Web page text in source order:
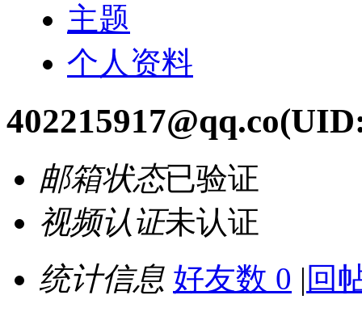
主题
个人资料
402215917@qq.co
邮箱状态已验证
视频认证未认证
统计信息 好友数 0 | 回